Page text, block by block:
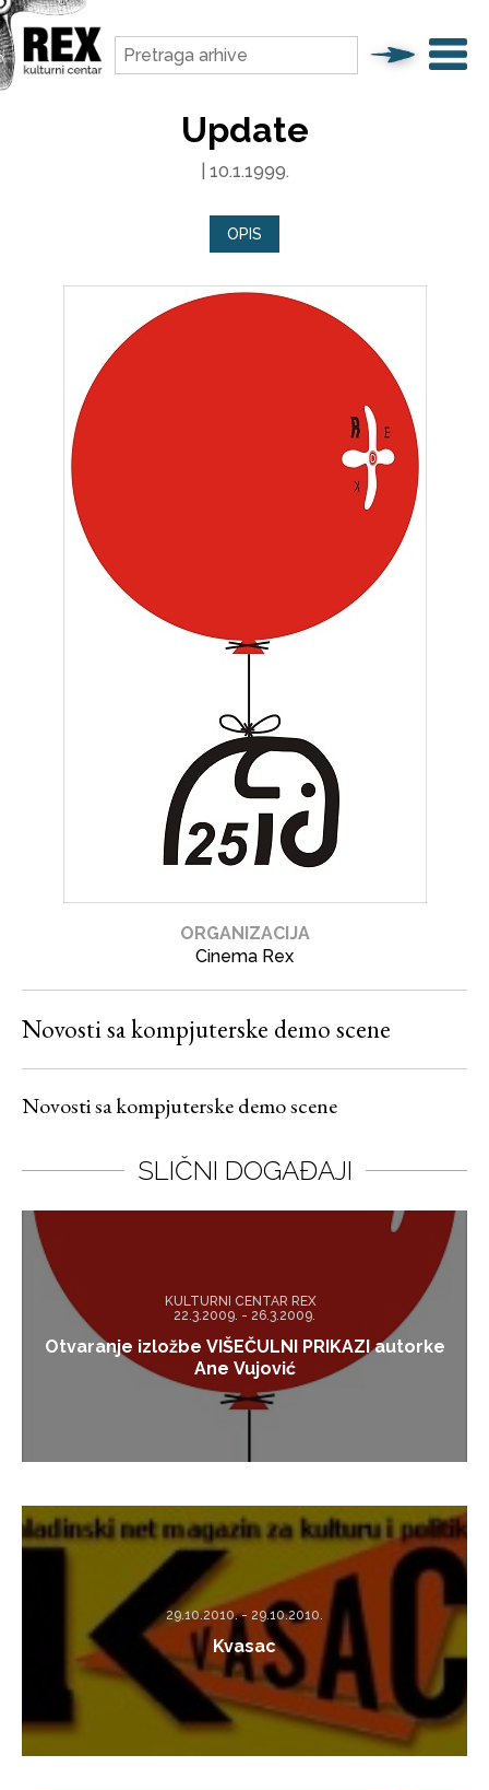
Update
| 10.1.1999.
OPIS
ORGANIZACIJA
Cinema Rex
Novosti sa kompjuterske demo scene
Novosti sa kompjuterske demo scene
SLIČNI DOGAĐAJI
KULTURNI CENTAR REX
22.3.2009. - 26.3.2009.
Otvaranje izložbe VIŠEČULNI PRIKAZI autorke
Ane Vujović
29.10.2010. - 29.10.2010.
Kvasac